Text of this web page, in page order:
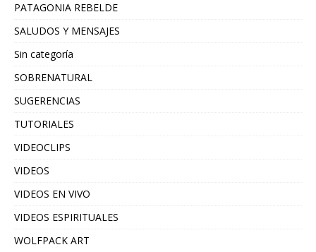
PATAGONIA REBELDE
SALUDOS Y MENSAJES
Sin categoría
SOBRENATURAL
SUGERENCIAS
TUTORIALES
VIDEOCLIPS
VIDEOS
VIDEOS EN VIVO
VIDEOS ESPIRITUALES
WOLFPACK ART